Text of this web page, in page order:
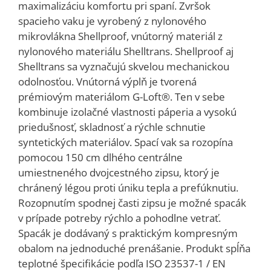
maximalizáciu komfortu pri spaní. Zvršok
spacieho vaku je vyrobený z nylonového
mikrovlákna Shellproof, vnútorný materiál z
nylonového materiálu Shelltrans. Shellproof aj
Shelltrans sa vyznačujú skvelou mechanickou
odolnosťou. Vnútorná výplň je tvorená
prémiovým materiálom G-Loft®. Ten v sebe
kombinuje izolačné vlastnosti páperia a vysokú
priedušnosť, skladnosť a rýchle schnutie
syntetických materiálov. Spací vak sa rozopína
pomocou 150 cm dlhého centrálne
umiestneného dvojcestného zipsu, ktorý je
chránený légou proti úniku tepla a prefúknutiu.
Rozopnutím spodnej časti zipsu je možné spacák
v prípade potreby rýchlo a pohodlne vetrať.
Spacák je dodávaný s praktickým kompresným
obalom na jednoduché prenášanie. Produkt spĺňa
teplotné špecifikácie podľa ISO 23537-1 / EN